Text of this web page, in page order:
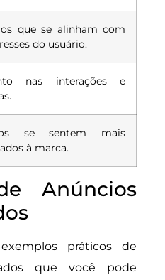
que se alinham com
do usuário.
nas interações e
se sentem mais
à marca.
Anúncios
práticos de
que você pode